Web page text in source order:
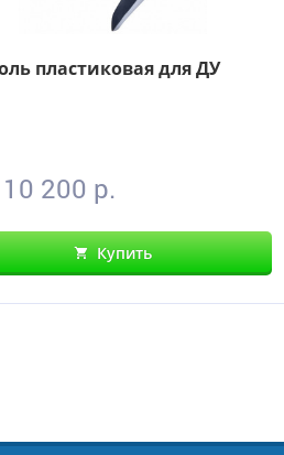
пластиковая для ДУ
10 200 р.
Купить